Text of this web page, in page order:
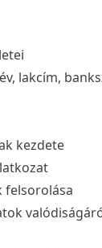
lakcím,
kezdete
felsorolása